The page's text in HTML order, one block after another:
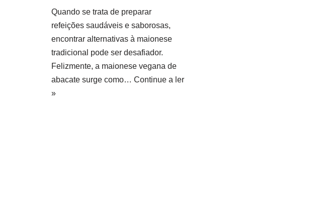
Quando se trata de preparar
refeições saudáveis e saborosas,
encontrar alternativas à maionese
tradicional pode ser desafiador.
Felizmente, a maionese vegana de
abacate surge como… Continue a ler
»